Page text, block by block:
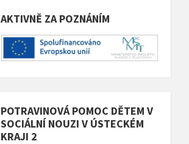
AKTIVNĚ ZA POZNÁNÍM
POTRAVINOVÁ POMOC DĚTEM V
SOCIÁLNÍ NOUZI V ÚSTECKÉM
KRAJI 2